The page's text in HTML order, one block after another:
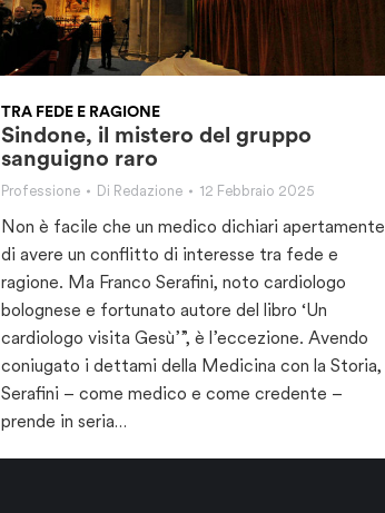
TRA FEDE E RAGIONE
Sindone, il mistero del gruppo
sanguigno raro
Professione Di Redazione 12 Febbraio 2025
Non è facile che un medico dichiari apertamente
di avere un conflitto di interesse tra fede e
ragione. Ma Franco Serafini, noto cardiologo
bolognese e fortunato autore del libro ‘Un
cardiologo visita Gesù’”, è l’eccezione. Avendo
coniugato i dettami della Medicina con la Storia,
Serafini – come medico e come credente –
prende in seria…